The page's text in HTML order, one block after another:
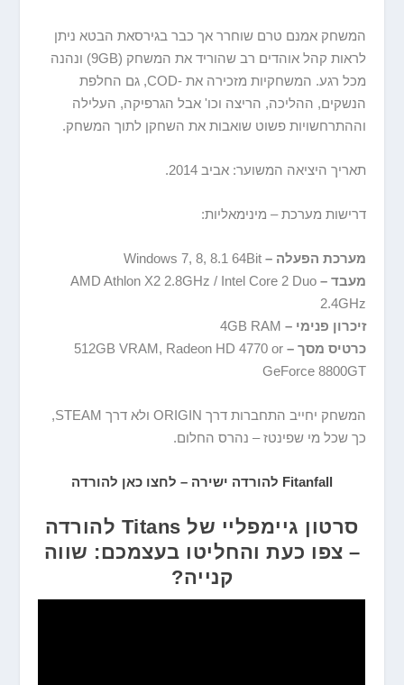
המשחק אמנם טרם שוחרר אך כבר בגירסאת הבטא ניתן
לראות קהל אוהדים רב שהוריד את המשחק (9GB) ונהנה
מכל רגע. המשחקיות מזכירה את -COD, גם החלפת
הנשקים, ההליכה, הריצה וכו' אבל הגרפיקה, העלילה
וההתרחשויות פשוט שואבות את השחקן לתוך המשחק.
תאריך היציאה המשוער: אביב 2014.
דרישות מערכת – מינימאליות:
מערכת הפעלה – Windows 7, 8, 8.1 64Bit
מעבד – AMD Athlon X2 2.8GHz / Intel Core 2 Duo
2.4GHz
זיכרון פנימי –
כרטיס מסך – 512GB VRAM, Radeon HD 4770 or
GeForce 8800GT
המשחק יחייב התחברות דרך ORIGIN ולא דרך STEAM,
כך שכל מי שפינטז – נהרס החלום.
Fitanfall להורדה ישירה – לחצו כאן להורדה
סרטון גיימפליי של Titans להורדה
– צפו כעת והחליטו בעצמכם: שווה
קנייה?